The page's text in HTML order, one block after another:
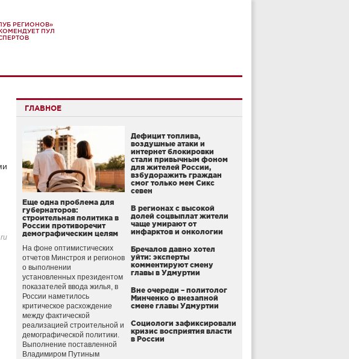
РЕГИОНОВ»
ПУЛ
ГЛАВНОЕ
Еще одна проблема для
губернаторов:
строительная политика в
России противоречит
демографическим целям
На фоне оптимистических
отчетов Минстроя и регионов
о выполнении
установленных президентом
показателей ввода жилья, в
России наметилось
критическое расхождение
между фактической
реализацией строительной и
демографической политики.
Выполнение поставленной
Владимиром Путиным
Дефицит топлива,
воздушные атаки и
интернет блокировки
стали привычным фоном
для жителей России,
взбудоражить граждан
смог только мем Сикс
севен
В регионах с высокой
долей соцвыплат жители
чаще умирают от
инфарктов и онкологии
Бречалов давно хотел
уйти: эксперты
комментируют смену
главы в Удмуртии
Вне очереди – политолог
Минченко о внезапной
смене главы Удмуртии
Социологи зафиксировали
кризис восприятия власти
в России